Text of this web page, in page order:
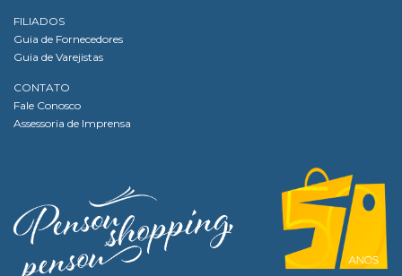
FILIADOS
Guia de Fornecedores
Guia de Varejistas
CONTATO
Fale Conosco
Assessoria de Imprensa